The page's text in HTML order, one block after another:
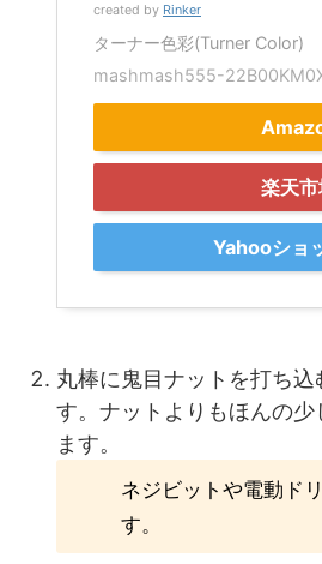
created by Rinker
ターナー色彩(Turner Color)
mashmash555-
楽天
Yahooショ
丸棒に鬼目ナットを打ち込
す。ナットよりもほんの少
ます。
ネジビットや電動ド
す。